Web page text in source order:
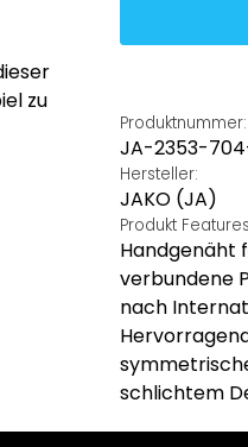
Produktnummer:
JA-2353-
Hersteller:
JAKO (JA)
Produkt Features
Handgenäht
verbundene
nach
schlichtem
zu